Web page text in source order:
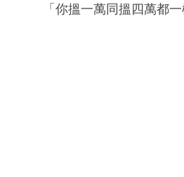
「你搵一萬同搵四萬都